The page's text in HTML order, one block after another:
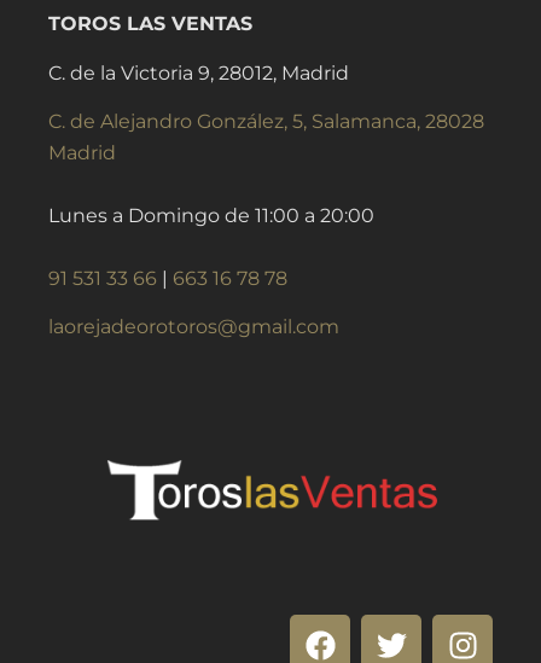
TOROS LAS VENTAS
C. de la Victoria 9, 28012, Madrid
C. de Alejandro González, 5, Salamanca, 28028
Madrid
Lunes a Domingo de 11:00 a 20:00
91 531 33 66 | 663 16 78 78
laorejadeorotoros@gmail.com